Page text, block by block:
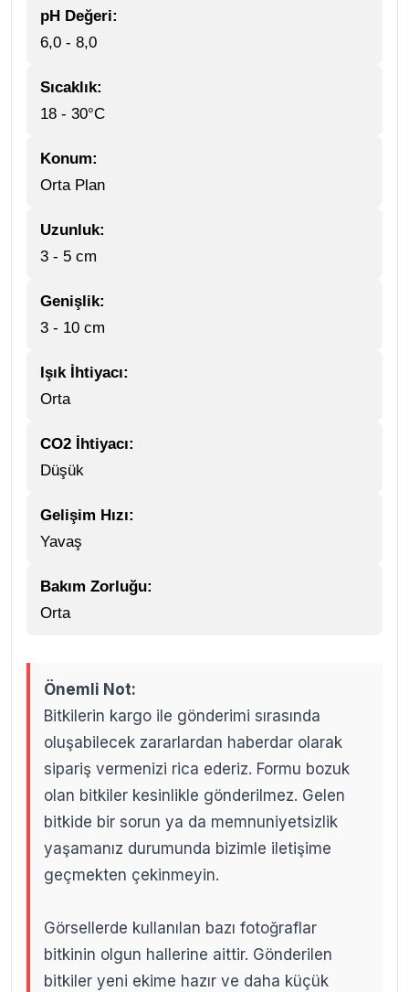
pH Değeri:
6,0 - 8,0
Sıcaklık:
18 - 30°C
Konum:
Orta Plan
Uzunluk:
3 - 5 cm
Genişlik:
3 - 10 cm
Işık İhtiyacı:
Orta
CO2 İhtiyacı:
Düşük
Gelişim Hızı:
Yavaş
Bakım Zorluğu:
Orta
Önemli Not:
Bitkilerin kargo ile gönderimi sırasında
oluşabilecek zararlardan haberdar olarak
sipariş vermenizi rica ederiz. Formu bozuk
olan bitkiler kesinlikle gönderilmez. Gelen
bitkide bir sorun ya da memnuniyetsizlik
yaşamanız durumunda bizimle iletişime
geçmekten çekinmeyin.
Görsellerde kullanılan bazı fotoğraflar
bitkinin olgun hallerine aittir. Gönderilen
bitkiler yeni ekime hazır ve daha küçük